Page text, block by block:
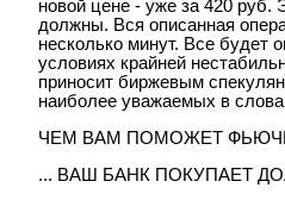
новой цене - уже за 420 руб.
должны. Вся описанная
несколько минут. Все будет
условиях крайней
приносит биржевым
наиболее уважаемых в
ЧЕМ ВАМ ПОМОЖЕТ
... ВАШ БАНК ПОКУПАЕТ